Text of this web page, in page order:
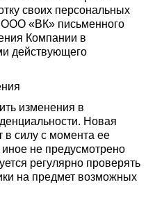
своих персональных
«ВК» письменного
Компании в
действующего
изменения в
Новая
в силу с момента ее
не предусмотрено
регулярно проверять
на предмет возможных